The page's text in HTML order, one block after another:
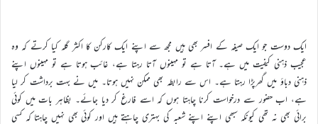
ایک دوست جو ایک صیغہ کے افسر بھی ہیں مجھ سے اپنے ایک کارکن کا اکثر گلہ کیا کرتے کہ وہ
عجیب ذہنی کیفیت میں ہے۔ آتا ہے تو مہینوں آتا رہتا ہے، غائب ہوتا ہے تو مہینوں اپنے
ذہنی دباؤ میں گھرپڑا رہتا ہے۔ اس سے رابطہ بھی ممکن نہیں ہوتا۔ میں نے بہت برداشت کر لیا
ہے، اب حضور سے درخواست کرنا چاہتا ہوں کہ اسے فارغ کر دیا جائے۔ بظاہر بات میں کوئی
برائی بھی نہ تھی کیونکہ سبھی اپنے اپنے شعبہ کی بہتری چاہتے ہیں اور کوئی بھی نہیں چاہتا کہ کسی